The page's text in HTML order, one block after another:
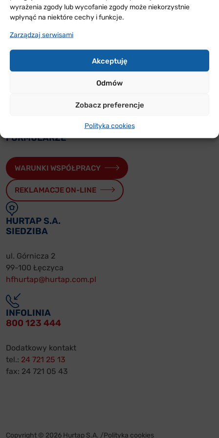
wyrażenia zgody lub wycofanie zgody może niekorzystnie
wpłynąć na niektóre cechy i funkcje.
Zarządzaj serwisami
Akceptuję
Odmów
Zobacz preferencje
Polityka cookies
ODDZIAŁY
Sprawdź w jakich rejonach Polski jesteśmy i skontaktuj
FORMULARZE
WARUNKI WSPÓŁPRACY
REKLAMACJE ON-LINE
HURTAP S.A.
SIEDZIBA
ul. Górnicza 2
99-100 Łęczyca
hfhurtap@hurtap.com.pl
INFOLINIA
800 123 444
Dodatkowy kontakt
tel.: 24 721 25 13
fax: 24 721 05 43
Copyright © 2026 Hurtap S.A. /Polityka cookies